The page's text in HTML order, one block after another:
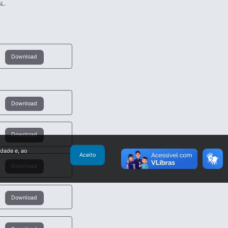
Download
Download
Download
Download
Download
e, ao
Aceito